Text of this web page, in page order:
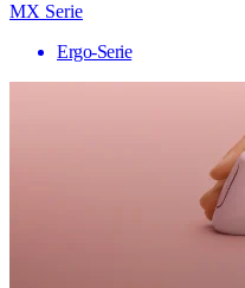
MX Serie
Ergo-Serie